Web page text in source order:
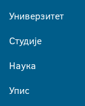
Универзитет
Студије
Наука
Упис